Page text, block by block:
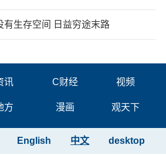
有生存空间 日益穷途末路
讯 C财经 视频
方 漫画 观天下
desktop
中文
English